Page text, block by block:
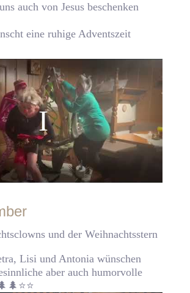
auch von Jesus beschenken
eine ruhige Adventszeit
und der Weihnachtsstern
Lisi und Antonia wünschen
aber auch humorvolle